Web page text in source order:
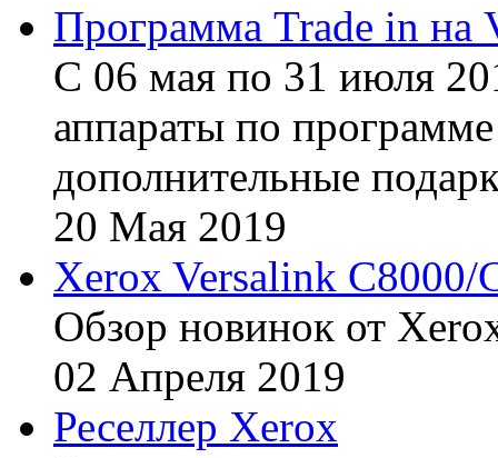
Программа Trade in на
С 06 мая по 31 июля
аппараты по
дополнительные
20 Мая 2019
Xerox Versalink C8000/
Обзор новинок от
02 Апреля 2019
Реселлер Xerox